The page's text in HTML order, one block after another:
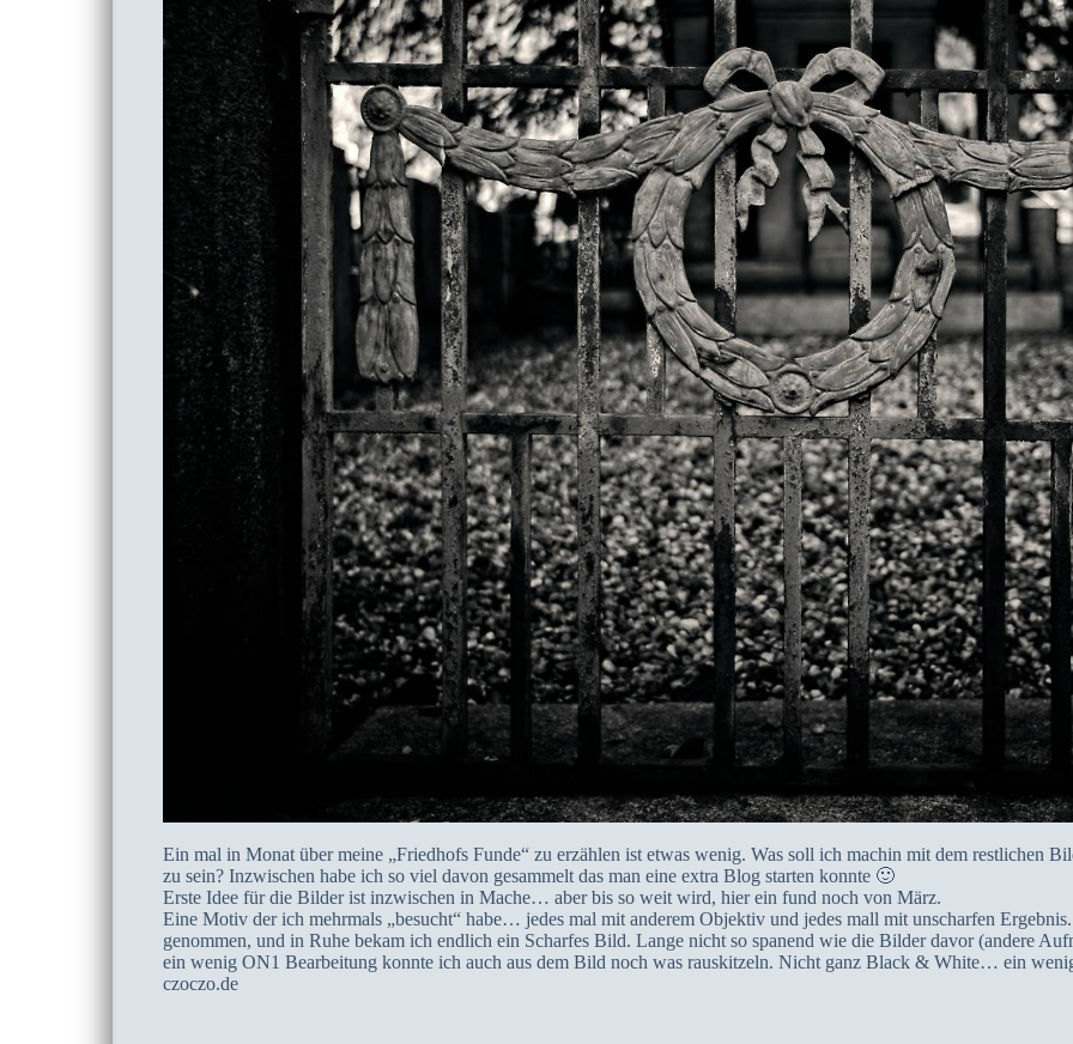
Ein mal in Monat über meine „Friedhofs Funde“ zu erzählen ist etwas wenig. Was soll ich machin mit dem restlichen
zu sein? Inzwischen habe ich so viel davon gesammelt das man eine extra Blog starten konnte 🙂
Erste Idee für die Bilder ist inzwischen in Mache… aber bis so weit wird, hier ein fund noch von März.
Eine Motiv der ich mehrmals „besucht“ habe… jedes mal mit anderem Objektiv und jedes mall mit unscharfen
genommen, und in Ruhe bekam ich endlich ein Scharfes Bild. Lange nicht so spanend wie die Bilder davor (andere
ein wenig ON1 Bearbeitung konnte ich auch aus dem Bild noch was rauskitzeln. Nicht ganz Black & White… ein
czoczo.de